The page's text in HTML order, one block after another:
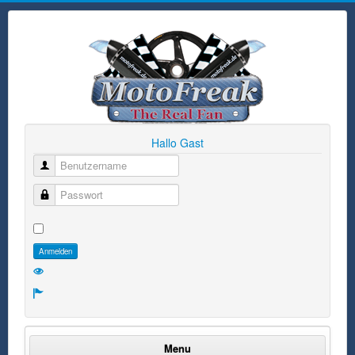
Hallo Gast
Benutzername
Passwort
Anmelden
Menu